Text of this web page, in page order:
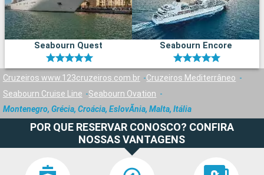
Seabourn Quest Seabourn Encore
Cruzeiros www.123cruzeiros.com.br
Cruzeiros Mediterrâneo
Seabourn Cruise Line
Seabourn Ovation
Montenegro, Grécia, Croácia, EslovÃnia, Malta, Itália
POR QUE RESERVAR CONOSCO? CONFIRA
NOSSAS VANTAGENS